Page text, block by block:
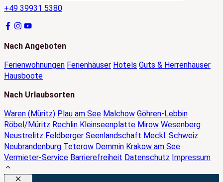
+49 39931 5380
Nach Angeboten
Ferienwohnungen Ferienhäuser Hotels Guts & Herrenhäuser
Hausboote
Nach Urlaubsorten
Waren (Müritz) Plau am See Malchow Göhren-Lebbin
Röbel/Müritz Rechlin Kleinseenplatte Mirow Wesenberg
Neustrelitz Feldberger Seenlandschaft Meckl. Schweiz
Neubrandenburg Teterow Demmin Krakow am See
Vermieter-Service Barrierefreiheit Datenschutz Impressum